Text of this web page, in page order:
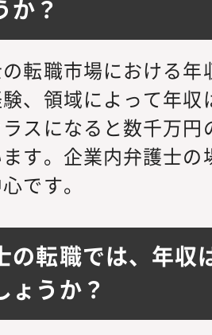
か？
転職市場における
、領域によって年
スになると数千万
す。企業内弁護士
です。
の転職では、年収
ょうか？